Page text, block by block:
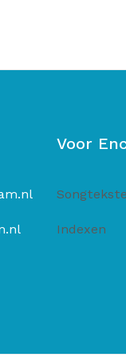
Voor
Indexen